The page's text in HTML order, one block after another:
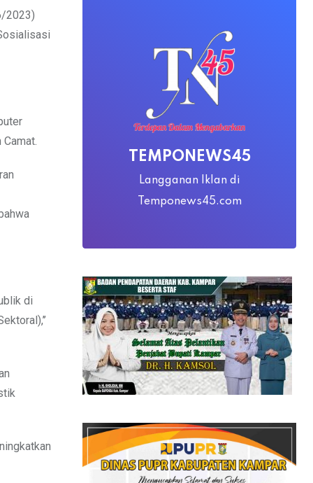
Email
2023)
di
TEMPONEWS45
Langganan Iklan di
Temponews45.com